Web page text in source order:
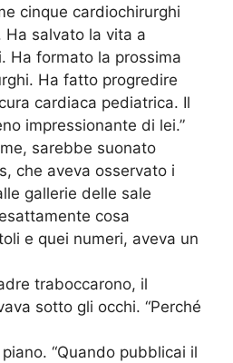
cinque cardiochirurghi
salvato la vita a
Ha formato la prossima
Ha fatto progredire
cardiaca pediatrica. Il
impressionante di lei.”
sarebbe suonato
che aveva osservato i
gallerie delle sale
cosa
e quei numeri, aveva un
traboccarono, il
sotto gli occhi. “Perché
piano. “Quando pubblicai il